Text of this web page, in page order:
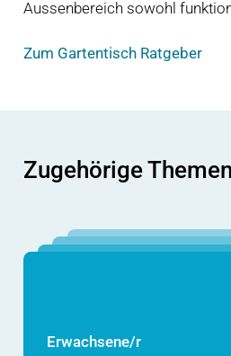
Aussenbereich sowohl
Zum Gartentisch Ratgeber
Zugehörige
Erwachsene/r